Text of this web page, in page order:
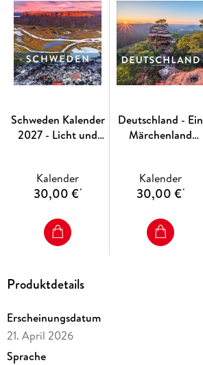
Schweden Kalender
2027 - Licht und
Kalender
30,00 €*
Deutschland - Ein
Märchenland
Kalender
30,00 €*
Produktdetails
Erscheinungsdatum
21. April 2026
Sprache